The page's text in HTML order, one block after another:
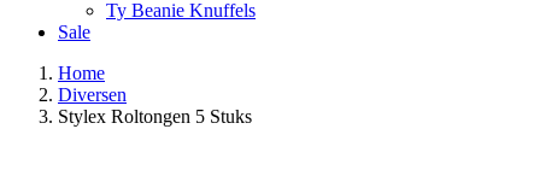
Ty Beanie Knuffels
Sale
Home
Diversen
Stylex Roltongen 5 Stuks